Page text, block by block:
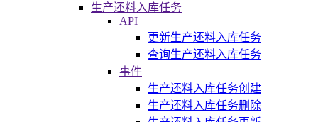
生产还料入库任务
API
更新生产还料入库任务
查询生产还料入库任务
事件
生产还料入库任务创建
生产还料入库任务删除